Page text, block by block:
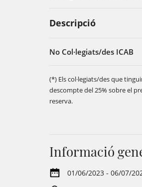
Descripció
No Col·legiats/des ICAB
(*) Els col·legiats/des que
descompte del 25% sobre el
reserva.
Informació
01/06/2023 - 06/07/